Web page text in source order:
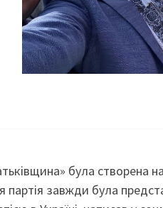
була створена
партія завжди була